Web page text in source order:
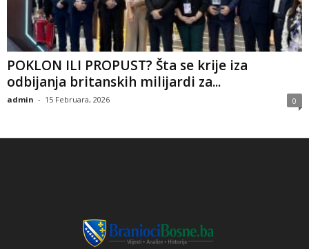
​POKLON ILI PROPUST? Šta se krije iza
odbijanja britanskih milijardi za...
admin - 15 Februara, 2026 0